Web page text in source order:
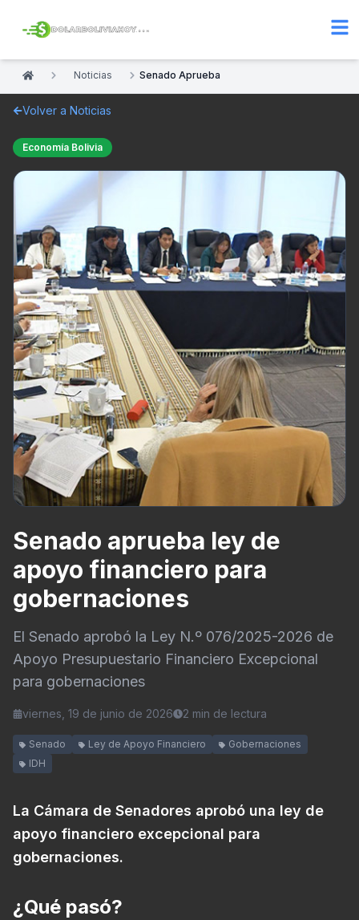
Noticias Senado Aprueba
Volver a Noticias
Economía Bolivia
Senado aprueba ley de
apoyo financiero para
gobernaciones
El Senado aprobó la Ley N.º 076/2025-2026 de
Apoyo Presupuestario Financiero Excepcional
para gobernaciones
viernes, 19 de junio de 2026 2 min de lectura
Senado Ley de Apoyo Financiero
Gobernaciones
IDH
La Cámara de Senadores aprobó una ley de
apoyo financiero excepcional para
gobernaciones.
¿Qué pasó?